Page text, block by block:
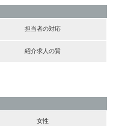
担当者の対応
紹介求人の質
女性